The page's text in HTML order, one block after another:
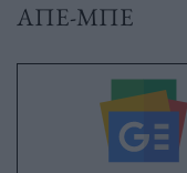
ΑΠΕ-ΜΠΕ